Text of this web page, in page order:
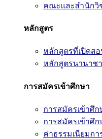
คณะและสำนักวิ
หลักสูตร
หลักสูตรที่เปิดส
หลักสูตรนานาช
การสมัครเข้าศึกษา
การสมัครเข้าศึ
การสมัครเข้าศึ
ค่าธรรมเนียมกา